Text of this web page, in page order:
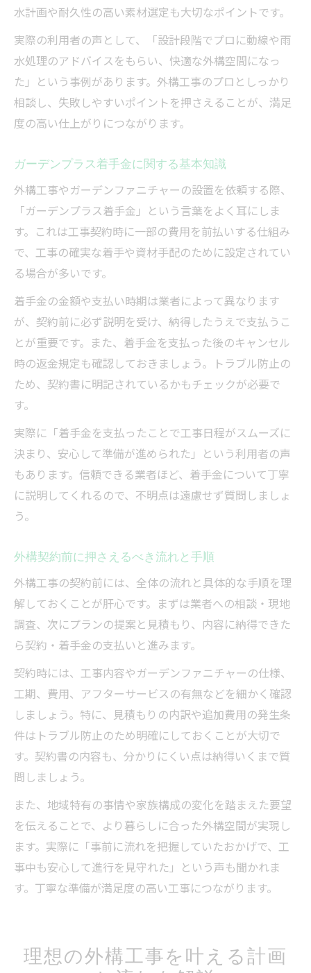
水計画や耐久性の高い素材選定も大切なポイントです。
実際の利用者の声として、「設計段階でプロに動線や雨
水処理のアドバイスをもらい、快適な外構空間になっ
た」という事例があります。外構工事のプロとしっかり
相談し、失敗しやすいポイントを押さえることが、満足
度の高い仕上がりにつながります。
ガーデンプラス着手金に関する基本知識
外構工事やガーデンファニチャーの設置を依頼する際、
「ガーデンプラス着手金」という言葉をよく耳にしま
す。これは工事契約時に一部の費用を前払いする仕組み
で、工事の確実な着手や資材手配のために設定されてい
る場合が多いです。
着手金の金額や支払い時期は業者によって異なります
が、契約前に必ず説明を受け、納得したうえで支払うこ
とが重要です。また、着手金を支払った後のキャンセル
時の返金規定も確認しておきましょう。トラブル防止の
ため、契約書に明記されているかもチェックが必要で
す。
実際に「着手金を支払ったことで工事日程がスムーズに
決まり、安心して準備が進められた」という利用者の声
もあります。信頼できる業者ほど、着手金について丁寧
に説明してくれるので、不明点は遠慮せず質問しましょ
う。
外構契約前に押さえるべき流れと手順
外構工事の契約前には、全体の流れと具体的な手順を理
解しておくことが肝心です。まずは業者への相談・現地
調査、次にプランの提案と見積もり、内容に納得できた
ら契約・着手金の支払いと進みます。
契約時には、工事内容やガーデンファニチャーの仕様、
工期、費用、アフターサービスの有無などを細かく確認
しましょう。特に、見積もりの内訳や追加費用の発生条
件はトラブル防止のため明確にしておくことが大切で
す。契約書の内容も、分かりにくい点は納得いくまで質
問しましょう。
また、地域特有の事情や家族構成の変化を踏まえた要望
を伝えることで、より暮らしに合った外構空間が実現し
ます。実際に「事前に流れを把握していたおかげで、工
事中も安心して進行を見守れた」という声も聞かれま
す。丁寧な準備が満足度の高い工事につながります。
理想の外構工事を叶える計画